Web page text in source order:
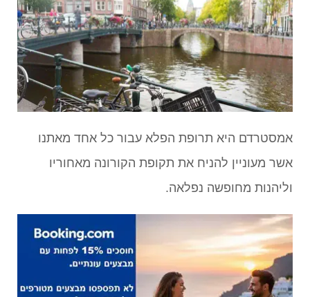
אמסטרדם היא תרופת הפלא עבור כל אחד מאתנו
אשר מעוניין להניח את תקופת הקורונה מאחוריו
וליהנות מחופשה נפלאה.